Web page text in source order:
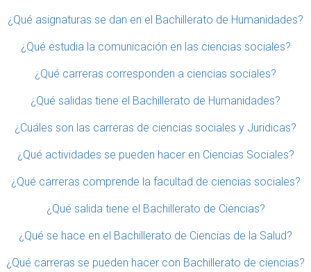
¿Qué asignaturas se dan en el Bachillerato de Humanidades?
¿Qué estudia la comunicación en las ciencias sociales?
¿Qué carreras corresponden a ciencias sociales?
¿Qué salidas tiene el Bachillerato de Humanidades?
¿Cuáles son las carreras de ciencias sociales y Juridicas?
¿Qué actividades se pueden hacer en Ciencias Sociales?
¿Qué carreras comprende la facultad de ciencias sociales?
¿Qué salida tiene el Bachillerato de Ciencias?
¿Qué se hace en el Bachillerato de Ciencias de la Salud?
¿Qué carreras se pueden hacer con Bachillerato de ciencias?